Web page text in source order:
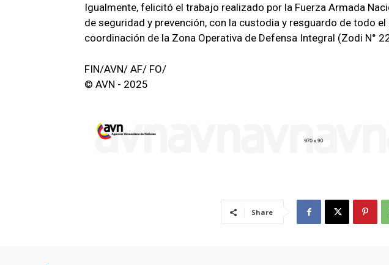
Igualmente, felicitó el trabajo realizado por la Fuerza Armada
de seguridad y prevención, con la custodia y resguardo de todo
coordinación de la Zona Operativa de Defensa Integral (Zodi N°
FIN/AVN/ AF/ FO/
© AVN - 2025
Share